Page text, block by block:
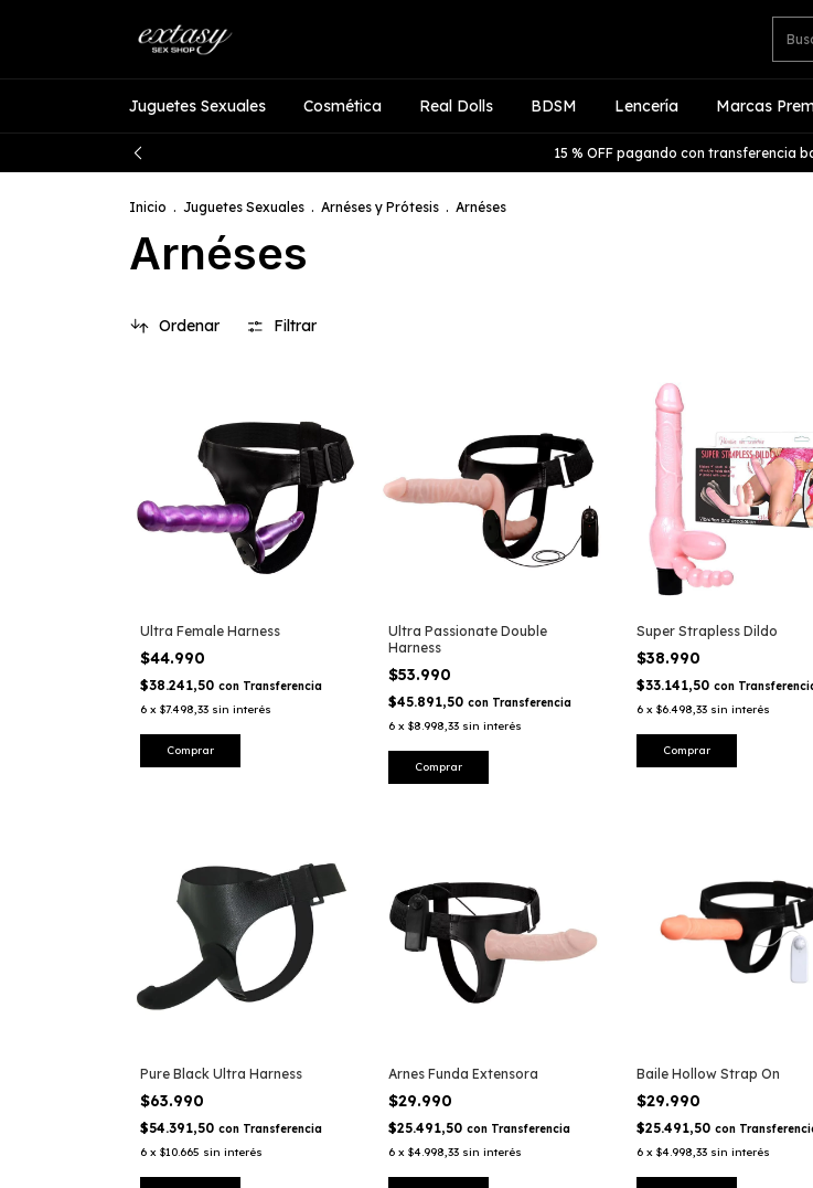
Juguetes Sexuales Cosmética Real Dolls BDSM Lencería Marcas
15 % OFF pagando con transferencia
Inicio . Juguetes Sexuales . Arnéses y Prótesis . Arnéses
Arnéses
Ordenar Filtrar
Ultra Female Harness
$44.990
$38.241,50 con Transferencia
6 x $7.498,33 sin interés
Ultra Passionate Double
Harness
$53.990
$45.891,50 con Transferencia
6 x $8.998,33 sin interés
Super Strapless Dildo
$38.990
$33.141,50 con
6 x $6.498,33 sin interés
Pure Black Ultra Harness
$63.990
$54.391,50 con Transferencia
6 x $10.665 sin interés
Arnes Funda Extensora
$29.990
$25.491,50 con Transferencia
6 x $4.998,33 sin interés
Baile Hollow Strap On
$29.990
$25.491,50 con
6 x $4.998,33 sin interés